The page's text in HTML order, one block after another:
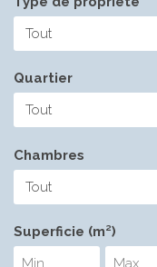
Quartier
Chambres
Superficie (m²)